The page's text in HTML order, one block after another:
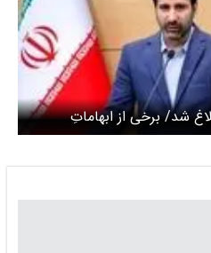
شد/ برخی از ابهاماتِ